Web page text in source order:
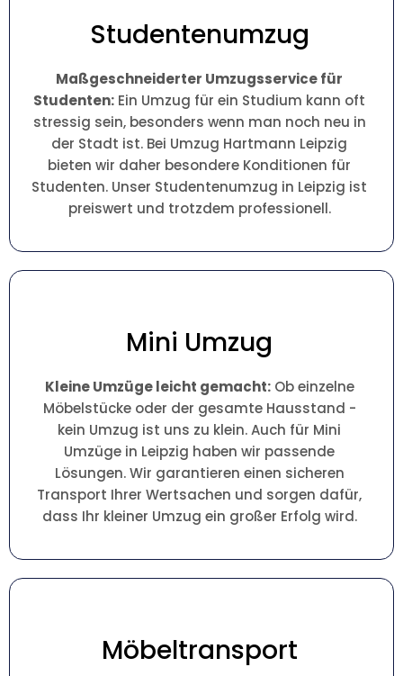
Studentenumzug
Maßgeschneiderter Umzugsservice für
Studenten: Ein Umzug für ein Studium kann oft
stressig sein, besonders wenn man noch neu in
der Stadt ist. Bei Umzug Hartmann Leipzig
bieten wir daher besondere Konditionen für
Studenten. Unser Studentenumzug in Leipzig ist
preiswert und trotzdem professionell.
Mini Umzug
Kleine Umzüge leicht gemacht:Ob einzelne
Möbelstücke oder der gesamte Hausstand -
kein Umzug ist uns zu klein. Auch für Mini
Umzüge in Leipzig haben wir passende
Lösungen. Wir garantieren einen sicheren
Transport Ihrer Wertsachen und sorgen dafür,
dass Ihr kleiner Umzug ein großer Erfolg wird.
Möbeltransport